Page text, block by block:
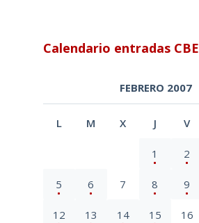
Calendario entradas CBE
FEBRERO 2007
L M X J V
1 2
5 6 7 8 9
12 13 14 15 16